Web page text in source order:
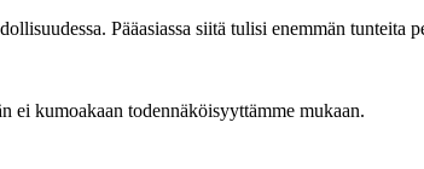
Pääasiassa siitä tulisi enemmän tunteita
ei kumoakaan todennäköisyyttämme mukaan.